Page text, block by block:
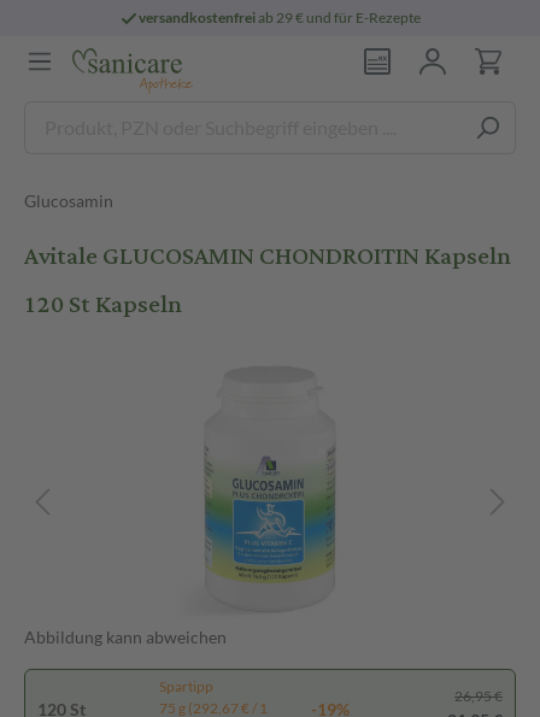
versandkostenfreiab 29 € und für E-Rezepte
Glucosamin
Avitale GLUCOSAMIN CHONDROITIN Kapseln
120 St Kapseln
Abbildung kann abweichen
120 St
Spartipp
75 g (292,67 € / 1
-19%
26,95 €